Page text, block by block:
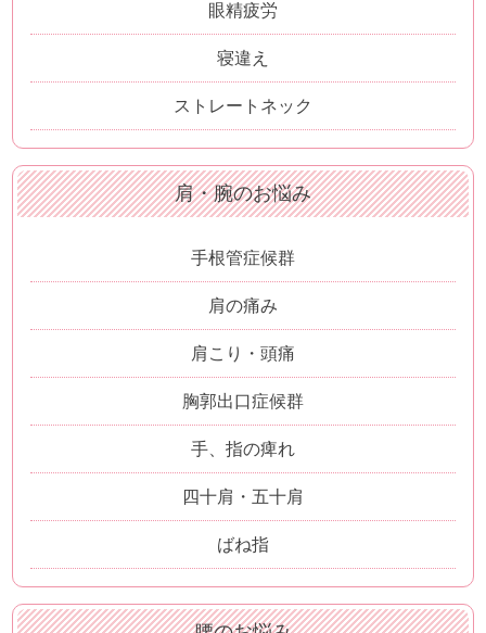
眼精疲労
寝違え
ストレートネック
肩・腕のお悩み
手根管症候群
肩の痛み
肩こり・頭痛
胸郭出口症候群
手、指の痺れ
四十肩・五十肩
ばね指